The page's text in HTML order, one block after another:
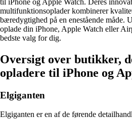
multifunktionsoplader kombinerer
bæredygtighed på en enestående måde.
oplade din iPhone, Apple Watch eller
bedste valg for dig.
Oversigt over butikker,
opladere til iPhone og
Elgiganten
Elgiganten er en af ​​de førende